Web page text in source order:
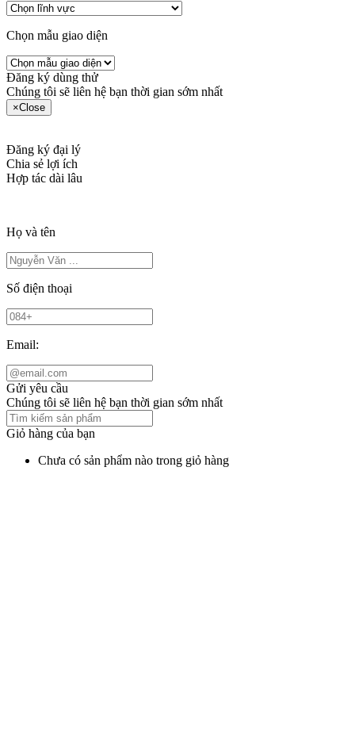
Chọn mẫu giao diện
Đăng ký dùng thử
Chúng tôi sẽ liên hệ bạn thời gian sớm nhất
×Close
Đăng ký đại lý
Chia sẻ lợi ích
Hợp tác dài lâu
Họ và tên
Số điện thoại
Email:
Gửi yêu cầu
Chúng tôi sẽ liên hệ bạn thời gian sớm nhất
Giỏ hàng của bạn
Chưa có sản phẩm nào trong giỏ hàng